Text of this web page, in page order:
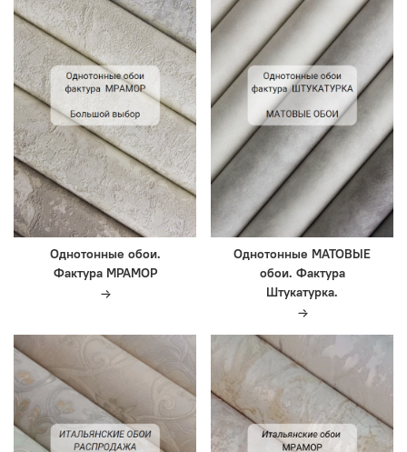
Однотонные обои.
Фактура МРАМОР
Однотонные МАТОВЫЕ
обои. Фактура
Штукатурка.